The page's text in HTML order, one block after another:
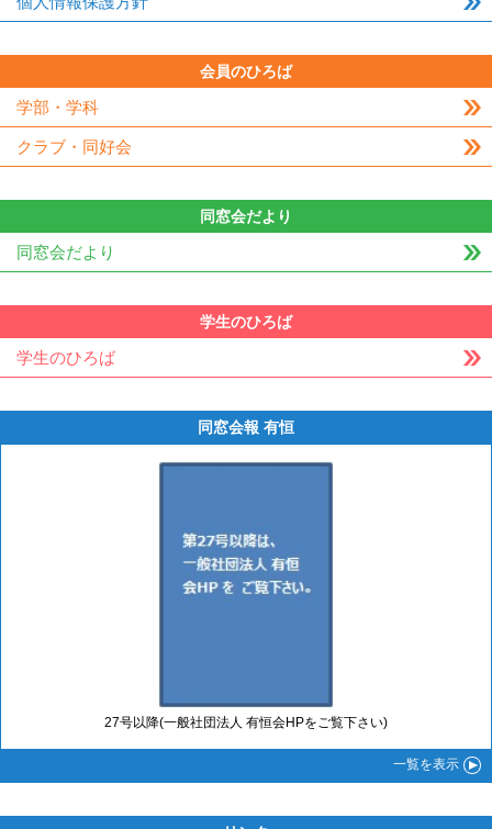
会員のひろば
学部・学科
クラブ・同好会
同窓会だより
同窓会だより
学生のひろば
学生のひろば
同窓会報 有恒
27号以降(一般社団法人 有恒会HPをご覧下さい)
一覧を表示